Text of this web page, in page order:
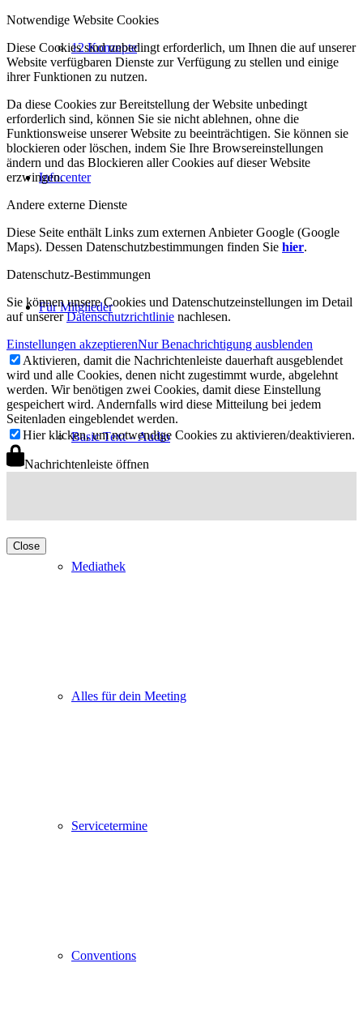
12 Konzepte
Infocenter
Für Mitglieder
Basic Text – Audio
Mediathek
Alles für dein Meeting
Servicetermine
Conventions
Notwendige Website Cookies
Diese Cookies sind unbedingt erforderlich, um Ihnen die auf unserer
Website verfügbaren Dienste zur Verfügung zu stellen und einige
ihrer Funktionen zu nutzen.
Da diese Cookies zur Bereitstellung der Website unbedingt
erforderlich sind, können Sie sie nicht ablehnen, ohne die
Funktionsweise unserer Website zu beeinträchtigen. Sie können sie
blockieren oder löschen, indem Sie Ihre Browsereinstellungen
ändern und das Blockieren aller Cookies auf dieser Website
erzwingen.
Andere externe Dienste
Diese Seite enthält Links zum externen Anbieter Google (Google
Maps). Dessen Datenschutzbestimmungen finden Sie hier.
Datenschutz-Bestimmungen
Sie können unsere Cookies und Datenschutzeinstellungen im Detail
auf unsererDatenschutzrichtlinie nachlesen.
Einstellungen akzeptierenNur Benachrichtigung ausblenden
Aktivieren, damit die Nachrichtenleiste dauerhaft ausgeblendet
wird und alle Cookies, denen nicht zugestimmt wurde, abgelehnt
werden. Wir benötigen zwei Cookies, damit diese Einstellung
gespeichert wird. Andernfalls wird diese Mitteilung bei jedem
Seitenladen eingeblendet werden.
Hier klicken, um notwendige Cookies zu aktivieren/deaktivieren.
Nachrichtenleiste öffnen
Close